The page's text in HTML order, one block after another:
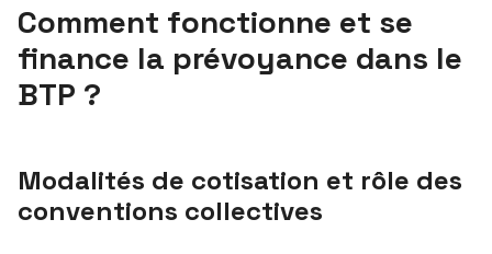
Comment fonctionne et se
finance la prévoyance dans le
BTP ?
Modalités de cotisation et rôle des
conventions collectives